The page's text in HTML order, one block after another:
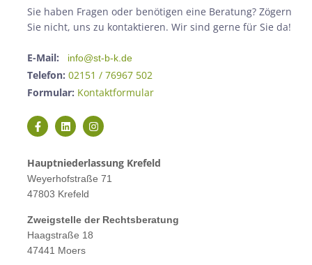
Sie haben Fragen oder benötigen eine Beratung? Zögern
Sie nicht, uns zu kontaktieren. Wir sind gerne für Sie da!
E-Mail: info@st-b-k.de
Telefon: 02151 / 76967 502
Formular: Kontaktformular
Hauptniederlassung Krefeld
Weyerhofstraße 71
47803 Krefeld
Zweigstelle der Rechtsberatung
Haagstraße 18
47441 Moers